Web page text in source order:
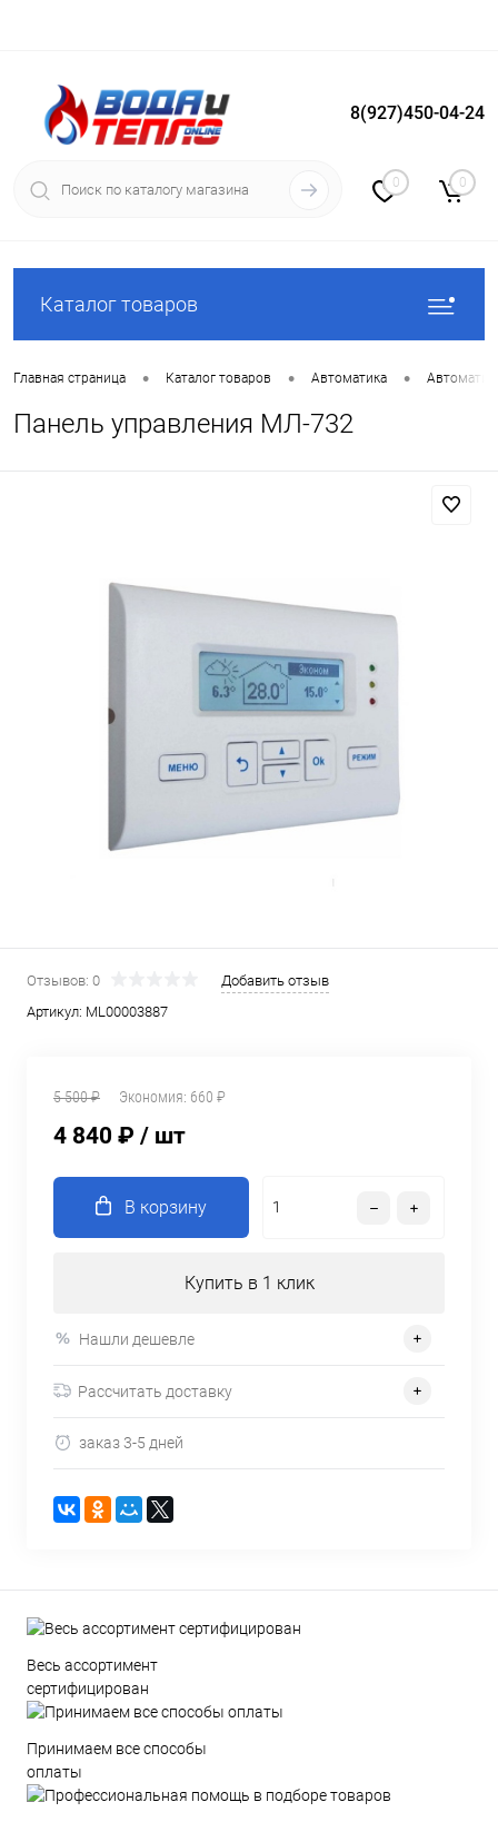
Вход Регистрация
8(927)450-04-24
0 0
Каталог товаров
Главная страница • Каталог товаров • Автоматика •
Панель управления МЛ-732
Отзывов: 0
Добавить отзыв
Артикул: ML00003887
5 500 ₽ Экономия: 660 ₽
4 840 ₽ / шт
В корзину
Купить в 1 клик
Нашли дешевле
Рассчитать доставку
заказ 3-5 дней
Весь ассортимент
сертифицирован
Принимаем все способы
оплаты